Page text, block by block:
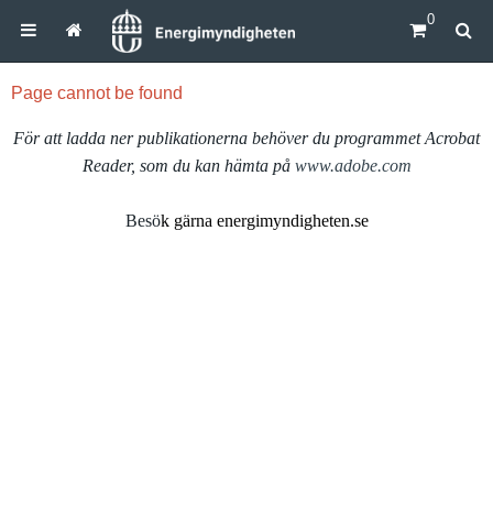
0
Page cannot be found
För att ladda ner publikationerna behöver du programmet Acrobat
Reader, som du kan hämta på www.adobe.com
Besök gärna energimyndigheten.se